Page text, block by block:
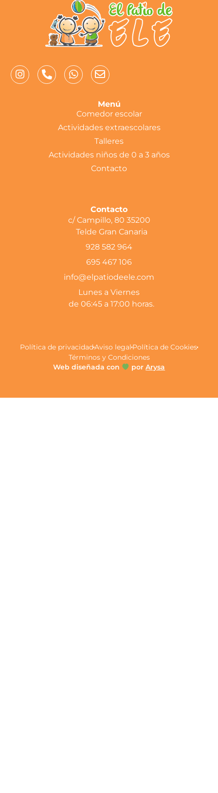
Menú
Comedor escolar
Actividades extraescolares
Talleres
Actividades niños de 0 a 3 años
Contacto
Contacto
c/ Campillo, 80 35200
Telde Gran Canaria
928 582 964
695 467 106
info@elpatiodeele.com
Lunes a Viernes
de 06:45 a 17:00 horas.
Política de privacidadAviso legal Política de Cookies
Términos y Condiciones
Web diseñada con
porArysa